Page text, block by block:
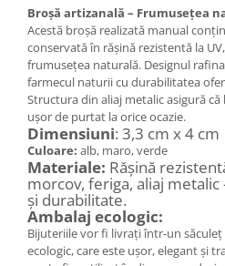
Mărgele / talisman
Accesorii păr
Bijuterii din Floarea de colț
Colier / Pandantiv
Cercei
Suport bijuterii
Bijuterii cu cristale naturale
Colier / Pandantiv
Cercei
Brățară
Broșă artizanală – Frumusețea
Acestă broșă realizată manual
conservată în rășină rezistentă la
frumusețea naturală. Designul
farmecul naturii cu durabilitatea
Structura din aliaj metalic asigură
ușor de purtat la orice ocazie.
Dimensiuni: 3,3 cm x 4 cm
Culoare: alb, maro, verde
Materiale: Rășină
morcov, feriga, aliaj
și durabilitate.
Ambalaj ecologic:
Bijuteriile vor fi livrați într-un
ecologic, care este ușor, elegant și